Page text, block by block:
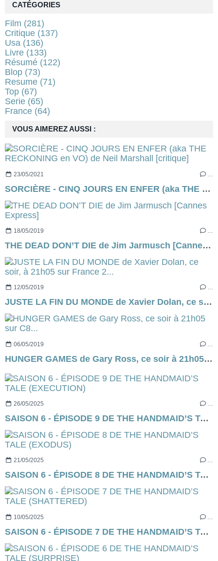
VOUS AIMEREZ AUSSI :
23/05/2021
SORCIÈRE - CINQ JOURS EN ENFER (aka THE RECKONING en VO) de Neil Marshall [critique]
18/05/2019 …
THE DEAD DON’T DIE de Jim Jarmusch [Cannes Express]
12/05/2019 …
JUSTE LA FIN DU MONDE de Xavier Dolan, ce soir, à 21h05 sur France 2...
06/05/2019
HUNGER GAMES de Gary Ross, ce soir à 21h05 sur C8...
26/05/2025 …
SAISON 6 - ÉPISODE 9 DE THE HANDMAID’S TALE (EXECUTION)
21/05/2025 …
SAISON 6 - ÉPISODE 8 DE THE HANDMAID’S TALE (EXODUS)
10/05/2025 …
SAISON 6 - ÉPISODE 7 DE THE HANDMAID’S TALE (SHATTERED)
CATÉGORIES
Film (281)
Critique (137)
Usa (136)
Livre (133)
Résumé (122)
Blop (73)
Resume (71)
Top (67)
Serie (65)
France (64)